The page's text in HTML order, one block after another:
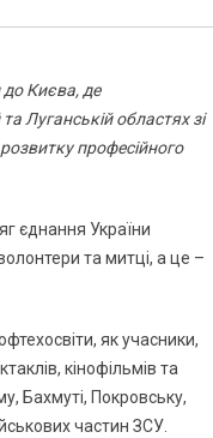
до Києва, де
Луганській областях зі
професійного
єднання України
та митці, а це –
як учасники,
кінофільмів та
Бахмуті, Покровську,
частин ЗСУ.